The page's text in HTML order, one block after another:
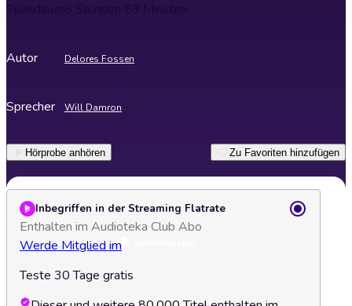
Spieldauer8 Stunden 53 Minuten
Autor Delores Fossen
Sprecher Will Damron
Hörprobe anhören Zu Favoriten hinzufügen
Inbegriffen in der Streaming Flatrate
Enthalten im Audioteka Club Abo
Werde Mitglied im
Teste 30 Tage gratis